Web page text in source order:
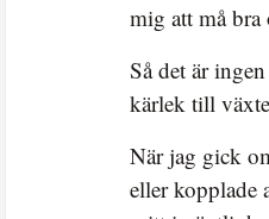
mig att må bra
Så det är
kärlek till
När jag gick
eller kopplade